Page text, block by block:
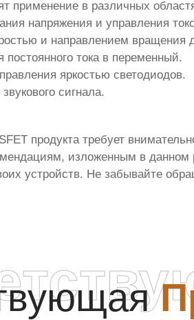
применение в различных
напряжения и управления
и направлением вращения
постоянного тока в переменный.
яркостью светодиодов.
сигнала.
продуктатребует
изложенным в
устройств. Не забывайте